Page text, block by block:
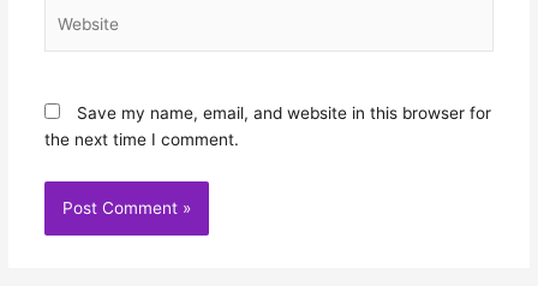
Save my name, email, and website in this browser for
the next time I comment.